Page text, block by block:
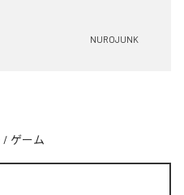
NUROJUNK
/ ゲーム